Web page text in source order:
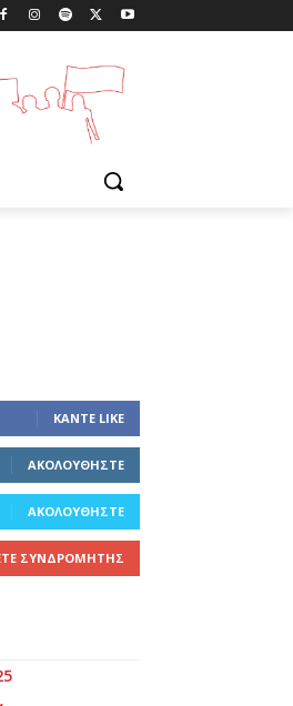
ΚΆΝΤΕ LIKE
ΑΚΟΛΟΥΘΉΣΤΕ
ΑΚΟΛΟΥΘΉΣΤΕ
ΣΥΝΔΡΟΜΗΤΉΣ